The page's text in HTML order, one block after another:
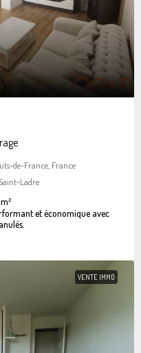
de-France, France
Ladre
m²
et économique avec
VENTE IMMO